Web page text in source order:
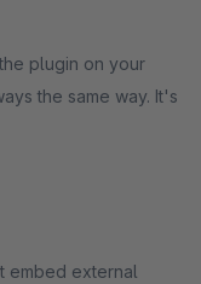
plugin on your
the same way. It's
embed external